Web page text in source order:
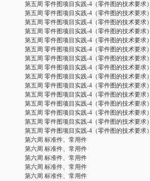
第五周 零件图项目实践-4（零件图的技术要求
第五周 零件图项目实践-4（零件图的技术要求
第五周 零件图项目实践-4（零件图的技术要求
第五周 零件图项目实践-4（零件图的技术要求
第五周 零件图项目实践-4（零件图的技术要求
第五周 零件图项目实践-4（零件图的技术要求
第五周 零件图项目实践-4（零件图的技术要求
第五周 零件图项目实践-4（零件图的技术要求
第五周 零件图项目实践-4（零件图的技术要求
第五周 零件图项目实践-4（零件图的技术要求
第五周 零件图项目实践-4（零件图的技术要求
第五周 零件图项目实践-4（零件图的技术要求
第五周 零件图项目实践-4（零件图的技术要求
第五周 零件图项目实践-4（零件图的技术要求
第五周 零件图项目实践-4（零件图的技术要求
第六周 标准件、常用件
第六周 标准件、常用件
第六周 标准件、常用件
第六周 标准件、常用件
第六周 标准件、常用件